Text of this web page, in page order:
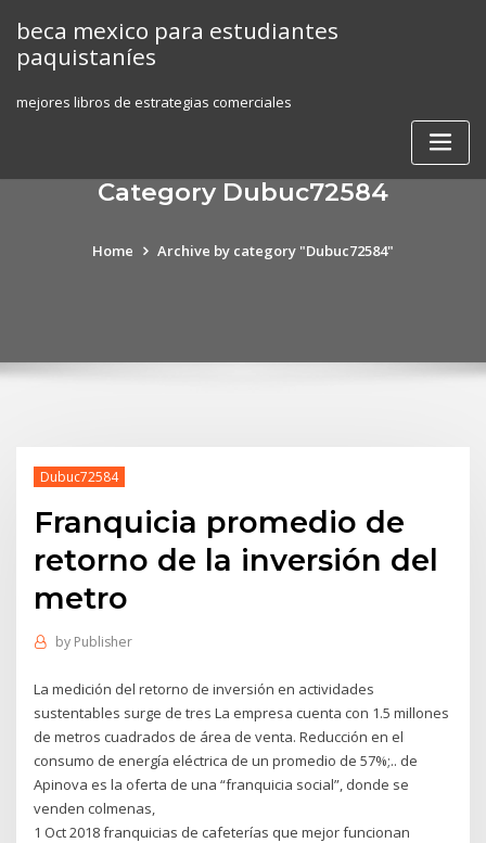
content
beca mexico para estudiantes
paquistaníes
mejores libros de estrategias comerciales
Category Dubuc72584
Home Archive by category "Dubuc72584"
Dubuc72584
Franquicia promedio de
retorno de la inversión del
metro
by Publisher
La medición del retorno de inversión en actividades
sustentables surge de tres La empresa cuenta con 1.5 millones
de metros cuadrados de área de venta. Reducción en el
consumo de energía eléctrica de un promedio de 57%;.. de
Apinova es la oferta de una “franquicia social”, donde se
venden colmenas,
1 Oct 2018 franquicias de cafeterías que mejor funcionan